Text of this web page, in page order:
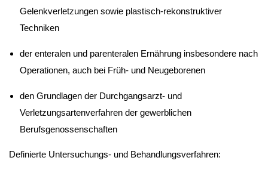
Gelenkverletzungen sowie plastisch-rekonstruktiver
Techniken
der enteralen und parenteralen Ernährung insbesondere nach
Operationen, auch bei Früh- und Neugeborenen
den Grundlagen der Durchgangsarzt- und
Verletzungsartenverfahren der gewerblichen
Berufsgenossenschaften
Definierte Untersuchungs- und Behandlungsverfahren: